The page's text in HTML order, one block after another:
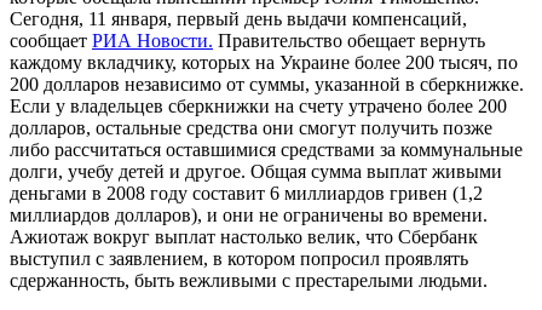
Сегодня, 11 января, первый день выдачи компенсаций,
сообщает РИА Новости. Правительство обещает вернуть
каждому вкладчику, которых на Украине более 200 тысяч, по
200 долларов независимо от суммы, указанной в сберкнижке.
Если у владельцев сберкнижки на счету утрачено более 200
долларов, остальные средства они смогут получить позже
либо рассчитаться оставшимися средствами за коммунальные
долги, учебу детей и другое. Общая сумма выплат живыми
деньгами в 2008 году составит 6 миллиардов гривен (1,2
миллиардов долларов), и они не ограничены во времени.
Ажиотаж вокруг выплат настолько велик, что Сбербанк
выступил с заявлением, в котором попросил проявлять
сдержанность, быть вежливыми с престарелыми людьми.